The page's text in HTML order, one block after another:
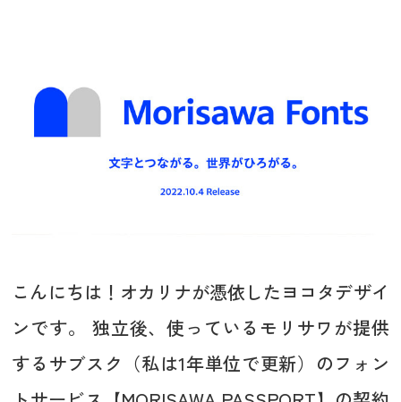
こんにちは！オカリナが憑依したヨコタデザイ
ンです。 独立後、使っているモリサワが提供
するサブスク（私は1年単位で更新）のフォン